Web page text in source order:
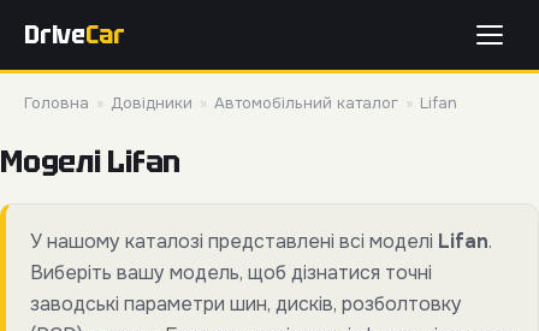
DriveCar
Головна » Довідники » Автомобільний каталог » Lifan
Моделі Lifan
У нашому каталозі представлені всі моделі Lifan.
Виберіть вашу модель, щоб дізнатися точні
заводські параметри шин, дисків, розболтовку